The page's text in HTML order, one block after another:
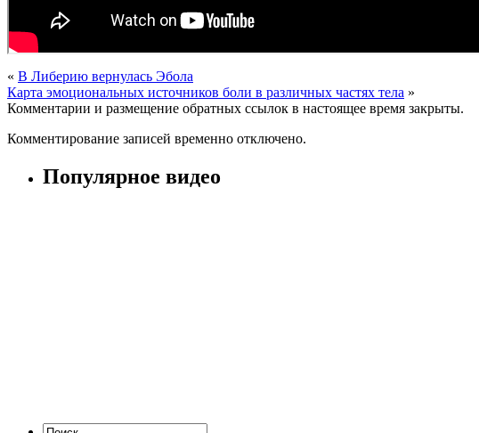
« В Либерию вернулась Эбола
Карта эмоциональных источников боли в различных частях тела »
Комментарии и размещение обратных ссылок в настоящее время закрыты.
Комментирование записей временно отключено.
Популярное видео